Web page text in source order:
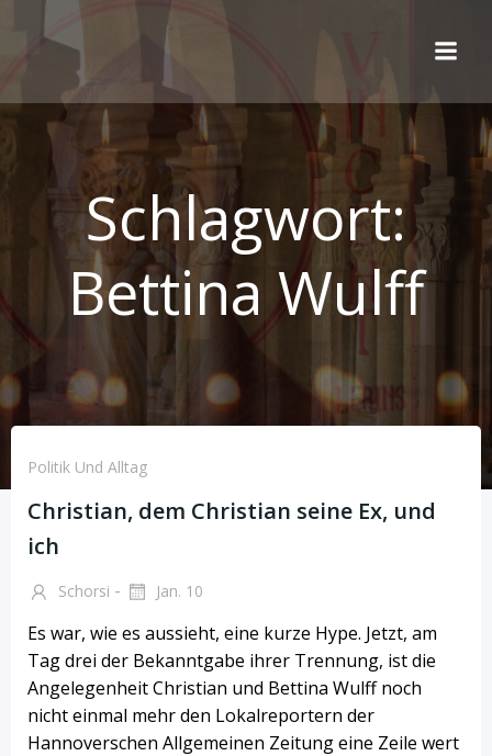
Schlagwort:
Bettina Wulff
Politik Und Alltag
Christian, dem Christian seine Ex, und
ich
Schorsi - Jan. 10
Es war, wie es aussieht, eine kurze Hype. Jetzt, am
Tag drei der Bekanntgabe ihrer Trennung, ist die
Angelegenheit Christian und Bettina Wulff noch
nicht einmal mehr den Lokalreportern der
Hannoverschen Allgemeinen Zeitung eine Zeile wert